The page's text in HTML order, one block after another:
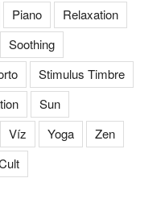
Piano
Relaxation
Soothing
Stimulus Timbre
Sun
Víz Yoga
Zen